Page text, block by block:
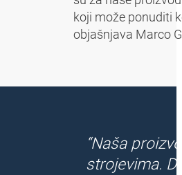
koji može ponuditi
objašnjava Marco
“Naša
strojevima.